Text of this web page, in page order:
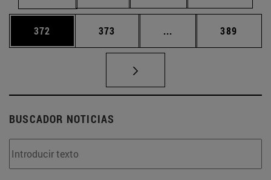
Página
372 Página
373 ... Páginas intermedias
Página
389
BUSCADOR NOTICIAS